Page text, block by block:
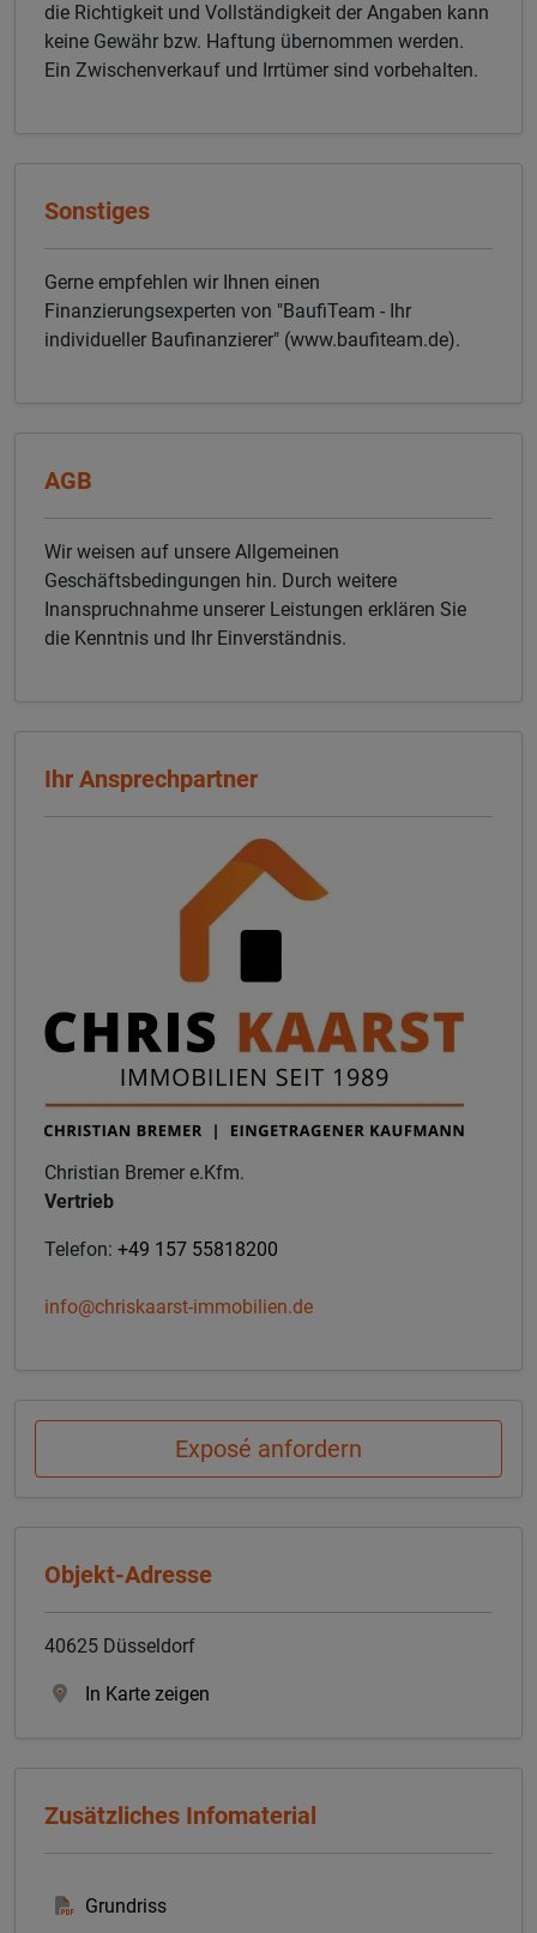
die Richtigkeit und Vollständigkeit der Angaben kann
keine Gewähr bzw. Haftung übernommen werden.
Ein Zwischenverkauf und Irrtümer sind vorbehalten.
Sonstiges
Gerne empfehlen wir Ihnen einen
Finanzierungsexperten von "BaufiTeam - Ihr
individueller Baufinanzierer" (www.baufiteam.de).
AGB
Wir weisen auf unsere Allgemeinen
Geschäftsbedingungen hin. Durch weitere
Inanspruchnahme unserer Leistungen erklären Sie
die Kenntnis und Ihr Einverständnis.
Ihr Ansprechpartner
Christian Bremer e.Kfm.
Vertrieb
Telefon: +49 157 55818200
info@chriskaarst-immobilien.de
Exposé anfordern
Objekt-Adresse
40625 Düsseldorf
In Karte zeigen
Zusätzliches Infomaterial
Grundriss